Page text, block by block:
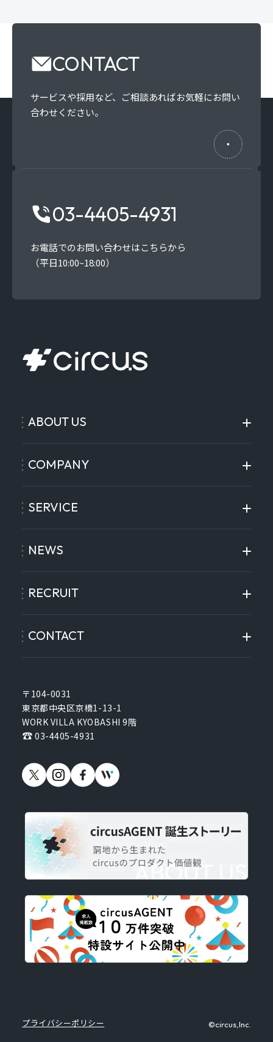
CONTACT
サービスや採用など、 ご相談あればお気軽にお問い
合わせください。
03-4405-4931
お電話でのお問い合わせはこちらから
（平日10:00~18:00）
〒104-0031
東京都中央区京橋1-13-1
WORK VILLA KYOBASHI 9階
03-4405-4931
ABOUT US
COMPANY
SERVICE
NEWS
RECRUIT
CONTACT
プライバシーポリシー ©circus,Inc.